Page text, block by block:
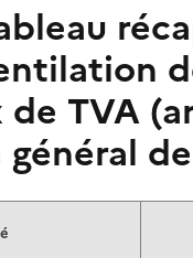
TVA
général